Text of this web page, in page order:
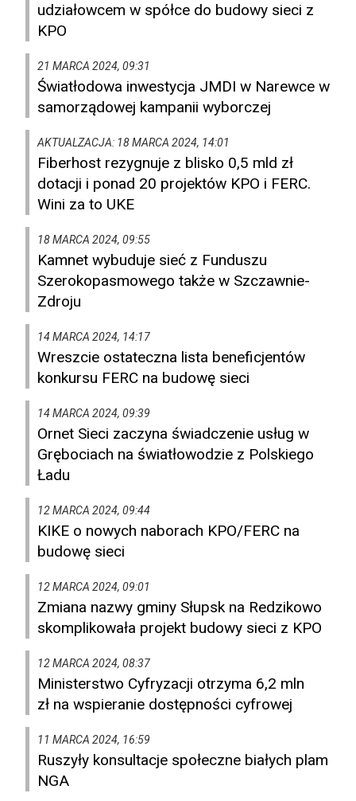
udziałowcem w spółce do budowy sieci z
KPO
21 MARCA 2024, 09:31
Światłodowa inwestycja JMDI w Narewce w
samorządowej kampanii wyborczej
AKTUALZACJA: 18 MARCA 2024, 14:01
Fiberhost rezygnuje z blisko 0,5 mld zł
dotacji i ponad 20 projektów KPO i FERC.
Wini za to UKE
18 MARCA 2024, 09:55
Kamnet wybuduje sieć z Funduszu
Szerokopasmowego także w Szczawnie-
Zdroju
14 MARCA 2024, 14:17
Wreszcie ostateczna lista beneficjentów
konkursu FERC na budowę sieci
14 MARCA 2024, 09:39
Ornet Sieci zaczyna świadczenie usług w
Grębociach na światłowodzie z Polskiego
Ładu
12 MARCA 2024, 09:44
KIKE o nowych naborach KPO/FERC na
budowę sieci
12 MARCA 2024, 09:01
Zmiana nazwy gminy Słupsk na Redzikowo
skomplikowała projekt budowy sieci z KPO
12 MARCA 2024, 08:37
Ministerstwo Cyfryzacji otrzyma 6,2 mln
zł na wspieranie dostępności cyfrowej
11 MARCA 2024, 16:59
Ruszyły konsultacje społeczne białych plam
NGA